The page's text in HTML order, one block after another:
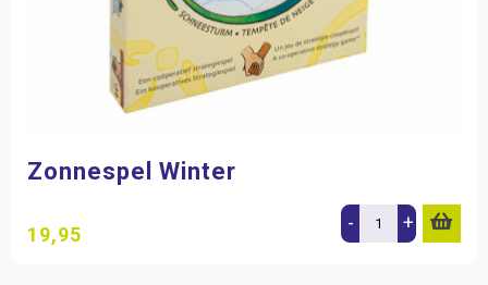
Zonnespel Winter
19,95 - +